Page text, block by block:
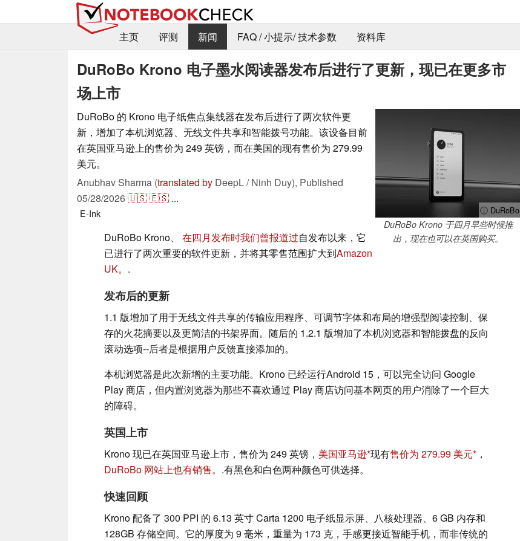
主页
评测 新闻 FAQ / 小提示/ 技术参数 资料库
DuRoBo Krono 电子墨水阅读器发布后进行了更新，现已在更多市
场上市
ⓘ DuRoBo
DuRoBo Krono 于四月早些时候推
出，现在也可以在英国购买。
DuRoBo 的 Krono 电子纸焦点集线器在发布后进行了两次软件更
新，增加了本机浏览器、无线文件共享和智能拨号功能。该设备目前
在英国亚马逊上的售价为 249 英镑，而在美国的现有售价为 279.99
美元。
Anubhav Sharma (translated by DeepL / Ninh Duy), Published
05/28/2026🇺🇸🇪🇸 ...
E-Ink
DuRoBo Krono、 在四月发布时我们曾报道过自发布以来，它
已进行了两次重要的软件更新，并将其零售范围扩大到Amazon
UK。 .
发布后的更新
1.1 版增加了用于无线文件共享的传输应用程序、可调节字体和布局的增强型阅读控制、保
存的火花摘要以及更简洁的书架界面。随后的 1.2.1 版增加了本机浏览器和智能拨盘的反向
滚动选项--后者是根据用户反馈直接添加的。
本机浏览器是此次新增的主要功能。Krono 已经运行Android 15，可以完全访问 Google
Play 商店，但内置浏览器为那些不喜欢通过 Play 商店访问基本网页的用户消除了一个巨大
的障碍。
英国上市
Krono 现已在英国亚马逊上市，售价为 249 英镑， 美国亚马逊 现有售价为 279.99 美元
，
DuRoBo 网站上也有销售。 .有黑色和白色两种颜色可供选择。
快速回顾
Krono 配备了 300 PPI 的 6.13 英寸 Carta 1200 电子纸显示屏、八核处理器、6 GB 内存和
128GB 存储空间。它的厚度为 9 毫米，重量为 173 克，手感更接近智能手机，而非传统的